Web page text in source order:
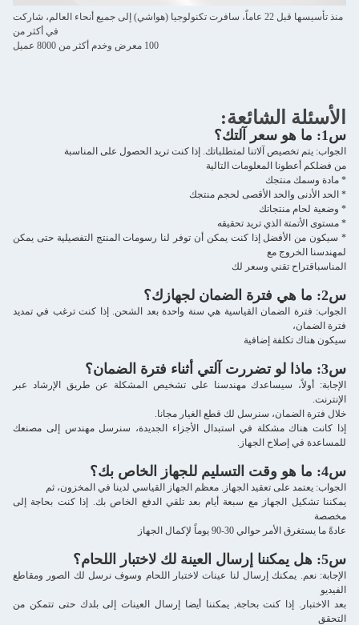
منذ تأسيسها قبل 22 عاماً، سافرت تكنولوجيا (هواشي) إلى جميع أنحاء العالم، شاركت
في أكثر من
100 معرض وخدم أكثر من 8000 عميل
الأسئلة الشائعة:
س1: ما هو سعر آلتك؟
الجواب: يتم تخصيص آلاتنا لمتطلباتك. إذا كنت تريد الحصول على المناسبة
من فضلكم أعطونا المعلومات التالية
* مادة وسمك منتجك
* الحد الأدنى والحد الأقصى لحجم منتجك
* وضعية لحام منتجاتك
* مستوى الأتمتة الذي تريد تحقيقه
* سيكون من الأفضل إذا كنت يمكن أن توفر لنا رسومات المنتج التفصيلية حتى يمكن
لمهندسنا الخروج مع
المناسباقتراح تقني وسعر لك
س2: ما هي فترة الضمان لجهازك؟
الجواب: فترة الضمان القياسية هي سنة واحدة بعد الشحن. إذا كنت ترغب في تمديد
فترة الضمان،
سيكون هناك تكلفة إضافية
س3: ماذا لو تضررت آلتي أثناء فترة الضمان؟
الإجابة: أولاً، سيساعدك مهندسنا على تشخيص المشكلة عن طريق الإرشاد عبر
الإنترنت.
خلال فترة الضمان، سنرسل لك قطع الغيار مجانا.
إذا كانت هناك مشكلة في استبدال الأجزاء الجديدة، سنرسل مهندس إلى مصنعك
للمساعدة في إصلاح الجهاز.
س4: ما هو وقت التسليم للجهاز الخاص بك؟
الجواب: يعتمد على تعقيد الجهاز. معظم الجهاز القياسي لدينا في المخزون، ثم
يمكننا تشكيل الجهاز مع سبعة أيام بعد تلقي الدفع الخاص بك. إذا كنت بحاجة إلى
مخصصة
عادةً ما يستغرق الأمر حوالي 30-90 يوماً لإكمال الجهاز
س5: هل يمكننا إرسال العينة لك لاختبار اللحام؟
الإجابة: نعم. يمكنك إرسال لنا عينات لاختبار اللحام وسوف نرسل لك الصور ومقاطع
الفيديو
بعد الاختبار. إذا كنت بحاجة, يمكننا أيضا إرسال العينات إلى بلدك حتى تتمكن من
التحقق